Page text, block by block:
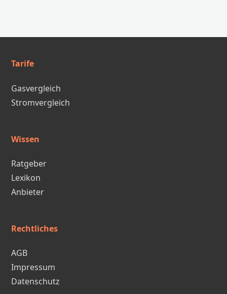
Tarife
Gasvergleich
Stromvergleich
Wissen
Ratgeber
Lexikon
Anbieter
Rechtliches
AGB
Impressum
Datenschutz